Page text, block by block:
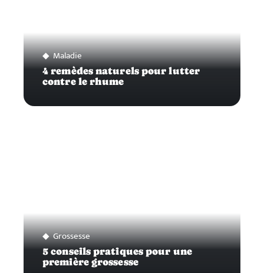
Maladie
4 remèdes naturels pour lutter
contre le rhume
Grossesse
5 conseils pratiques pour une
première grossesse